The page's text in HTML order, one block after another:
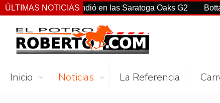
ÚLTIMAS NOTICIAS
Jr. sorprendió en las Saratoga Oaks G2 Bottas,
Inicio Noticias La Referencia